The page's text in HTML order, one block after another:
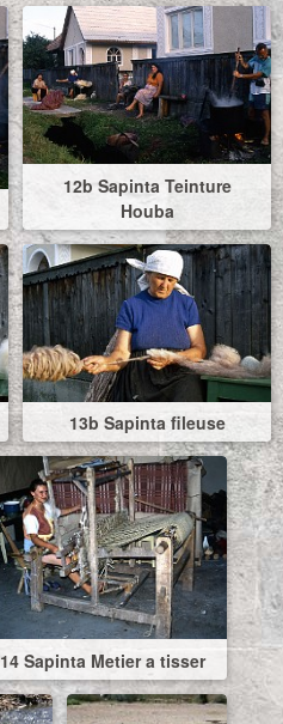
12b Sapinta Teinture
Houba
13b Sapinta fileuse
14 Sapinta Metier a tisser